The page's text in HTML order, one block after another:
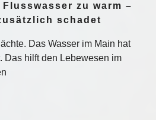
Flusswasser zu warm –
schadet
Das Wasser im Main hat
Das hilft den Lebewesen im